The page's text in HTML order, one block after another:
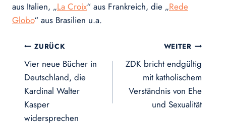
aus Italien, „La Croix“ aus Frankreich, die „Rede
Globo“ aus Brasilien u.a.
Beitragsnavigation
ZURÜCK
Vier neue Bücher in
Deutschland, die
Kardinal Walter
Kasper
widersprechen
WEITER
ZDK bricht endgültig
mit katholischem
Verständnis von Ehe
und Sexualität